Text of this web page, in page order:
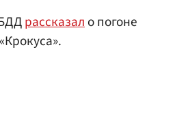
рассказало погоне